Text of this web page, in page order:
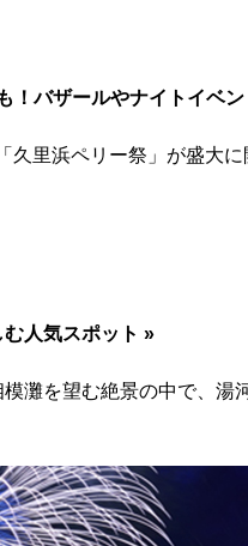
！バザールやナイトイベ
里浜ペリー祭」が盛大
人気スポット »
灘を望む絶景の中で、